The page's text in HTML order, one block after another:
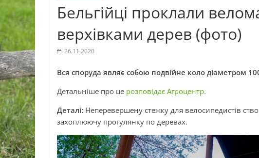
Бельгійці проклали
верхівками дерев (фото)
26.11.2020
Вся споруда являє собою подвійне коло діаметром
Детальніше про це розповідає Агроцентр.
Деталі: Неперевершену стежку для велосипедистів
захоплюючу прогулянку по деревах.